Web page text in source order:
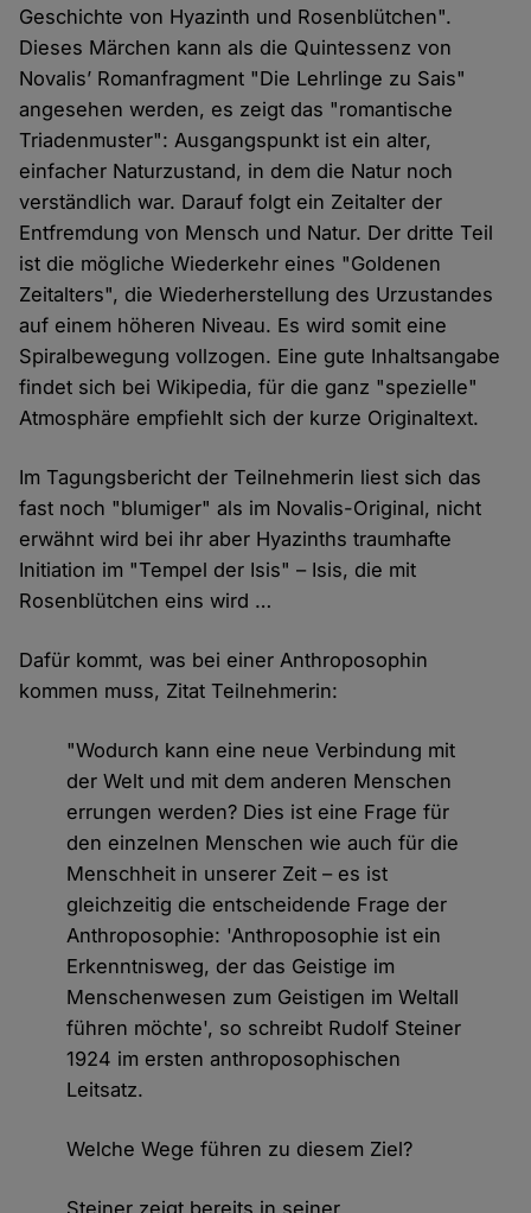
Geschichte von Hyazinth und Rosenblütchen".
Dieses Märchen kann als die Quintessenz von
Novalis’ Romanfragment "Die Lehrlinge zu Sais"
angesehen werden, es zeigt das "romantische
Triadenmuster": Ausgangspunkt ist ein alter,
einfacher Naturzustand, in dem die Natur noch
verständlich war. Darauf folgt ein Zeitalter der
Entfremdung von Mensch und Natur. Der dritte Teil
ist die mögliche Wiederkehr eines "Goldenen
Zeitalters", die Wiederherstellung des Urzustandes
auf einem höheren Niveau. Es wird somit eine
Spiralbewegung vollzogen. Eine gute Inhaltsangabe
findet sich bei Wikipedia, für die ganz "spezielle"
Atmosphäre empfiehlt sich der kurze Originaltext.
Im Tagungsbericht der Teilnehmerin liest sich das
fast noch "blumiger" als im Novalis-Original, nicht
erwähnt wird bei ihr aber Hyazinths traumhafte
Initiation im "Tempel der Isis" – Isis, die mit
Rosenblütchen eins wird …
Dafür kommt, was bei einer Anthroposophin
kommen muss, Zitat Teilnehmerin:
"Wodurch kann eine neue Verbindung mit
der Welt und mit dem anderen Menschen
errungen werden? Dies ist eine Frage für
den einzelnen Menschen wie auch für die
Menschheit in unserer Zeit – es ist
gleichzeitig die entscheidende Frage der
Anthroposophie: 'Anthroposophie ist ein
Erkenntnisweg, der das Geistige im
Menschenwesen zum Geistigen im Weltall
führen möchte', so schreibt Rudolf Steiner
1924 im ersten anthroposophischen
Leitsatz.
Welche Wege führen zu diesem Ziel?